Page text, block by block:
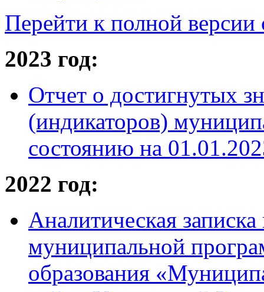
Перейти к полной версии
2023 год:
Отчет о достигнутых
(индикаторов)
состоянию на
2022 год:
Аналитическая
муниципальной
образования